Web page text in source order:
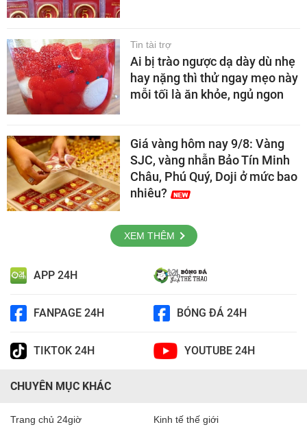
Tin tài trợ
Ai bị trào ngược dạ dày dù nhẹ
hay nặng thì thử ngay mẹo này
mỗi tối là ăn khỏe, ngủ ngon
Giá vàng hôm nay 9/8: Vàng
SJC, vàng nhẫn Bảo Tín Minh
Châu, Phú Quý, Doji ở mức bao
nhiêu?
XEM THÊM
APP 24H
FANPAGE 24H BÓNG ĐÁ 24H
TIKTOK 24H YOUTUBE 24H
CHUYÊN MỤC KHÁC
Trang chủ 24giờ Kinh tế thế giới